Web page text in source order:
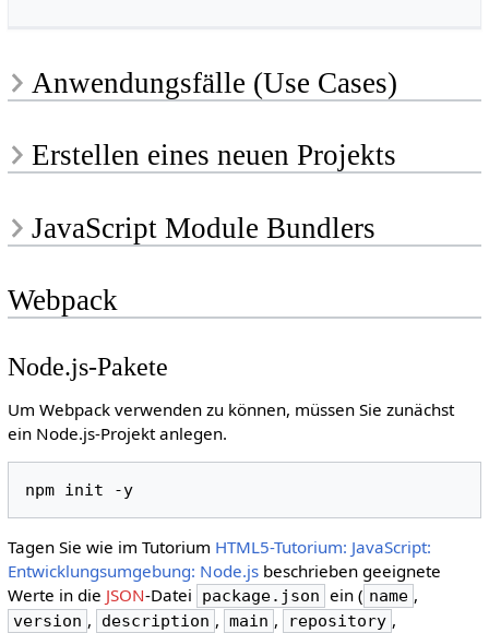
Anwendungsfälle (Use Cases)
Erstellen eines neuen Projekts
JavaScript Module Bundlers
Webpack
Node.js-Pakete
Um Webpack verwenden zu können, müssen Sie zunächst
ein Node.js-Projekt anlegen.
npm init
Tagen Sie wie im Tutorium HTML5-Tutorium: JavaScript:
Entwicklungsumgebung: Node.jsbeschrieben geeignete
Werte in die JSON-Datei package.json ein ( name ,
version , description , main , repository ,